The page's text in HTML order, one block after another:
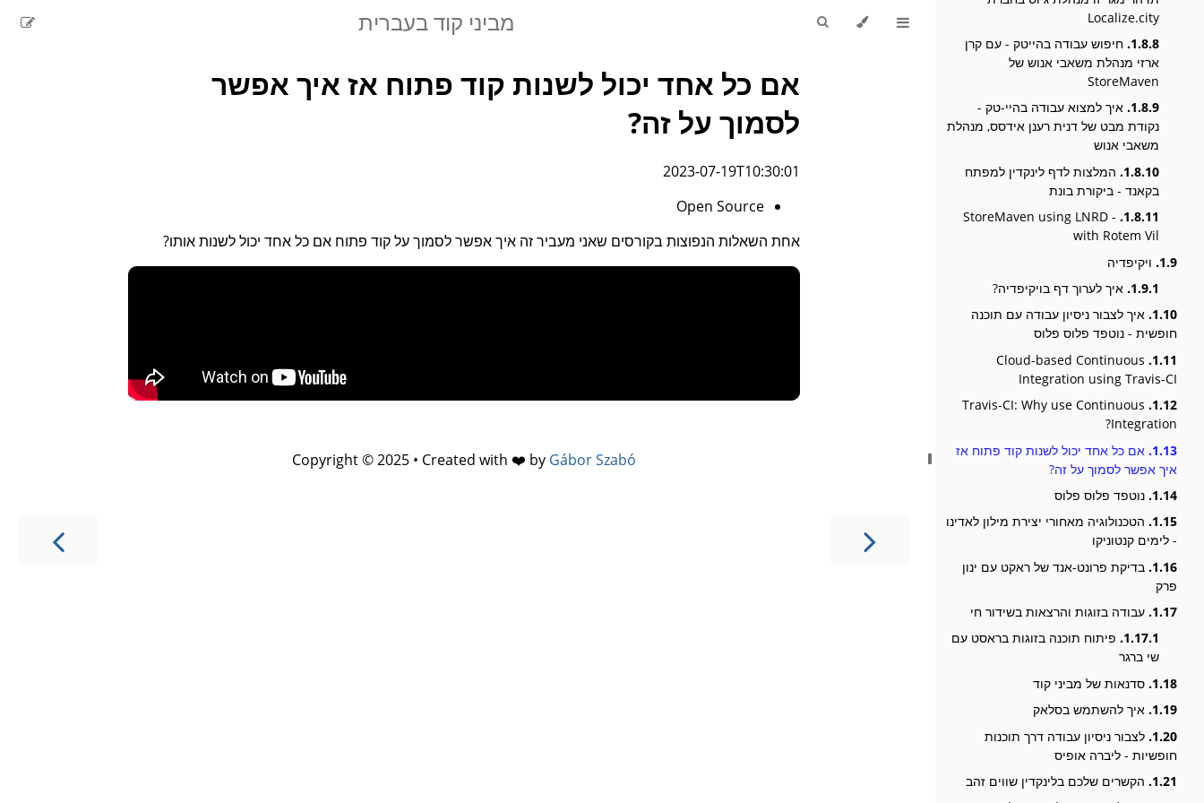
Localize.city
1.8.8. חיפוש עבודה בהייטק - עם קרן
ארזי מנהלת משאבי אנוש של
StoreMaven
1.8.9. איך למצוא עבודה בהיי-טק -
נקודת מבט של דנית רענן אידסס, מנהלת
משאבי אנוש
1.8.10. המלצות לדף לינקדין למפתח
בקאנד - ביקורת בונת
1.8.11.
StoreMaven using LNRD -
with Rotem Vil
1.9. ויקיפדיה
1.9.1. איך לערוך דף בויקיפדיה?
1.10. איך לצבור ניסיון עבודה עם תוכנה
חופשית - נוטפד פלוס פלוס
1.11.
Cloud-based Continuous
Integration using Travis-CI
1.12.
Travis-CI: Why use Continuous
Integration?
1.13. אם כל אחד יכול לשנות קוד פתוח אז
איך אפשר לסמוך על זה?
1.14. נוטפד פלוס פלוס
1.15. הטכנולוגיה מאחורי יצירת מילון לאדינו
- לימים קנטוניקו
1.16. בדיקת פרונט-אנד של ראקט עם ינון
פרק
1.17. עבודה בזוגות והרצאות בשידור חי
1.17.1. פיתוח תוכנה בזוגות בראסט עם
שי ברגר
1.18. סדנאות של מביני קוד
1.19. איך להשתמש בסלאק
1.20. לצבור ניסיון עבודה דרך תוכנות
חופשיות - ליברה אופיס
1.21. הקשרים שלכם בלינקדין שווים זהב
מביני קוד בעברית
אם כל אחד יכול לשנות קוד פתוח אז איך אפשר
לסמוך על זה?
2023-07-19T10:30:01
Open Source
אחת השאלות הנפוצות בקורסים שאני מעביר זה איך אפשר לסמוך על קוד פתוח אם כל אחד יכול לשנות אותו?
Copyright © 2025 • Created with ❤️ by Gábor Szabó